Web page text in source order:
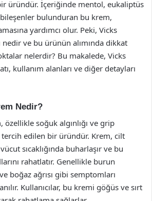
üründür. İçeriğinde mentol, eukaliptüs
bulunduran bu krem,
yardımcı olur. Peki, Vicks
ve bu ürünün alımında dikkat
nelerdir? Bu makalede, Vicks
kullanım alanları ve diğer detayları
Nedir?
özellikle soğuk algınlığı ve grip
tercih edilen bir üründür. Krem, cilt
sıcaklığında buharlaşır ve bu
rahatlatır. Genellikle burun
boğaz ağrısı gibi semptomları
Kullanıcılar, bu kremi göğüs ve sırt